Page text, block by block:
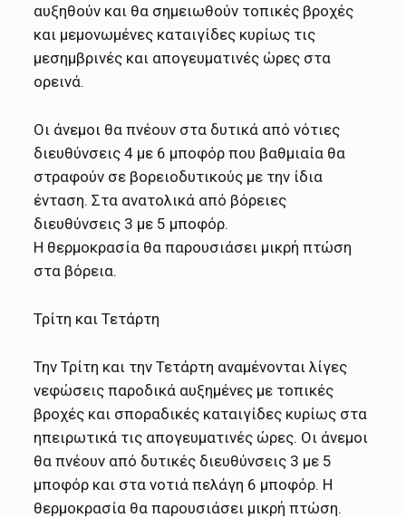
αυξηθούν και θα σημειωθούν τοπικές βροχές
και μεμονωμένες καταιγίδες κυρίως τις
μεσημβρινές και απογευματινές ώρες στα
ορεινά.
Οι άνεμοι θα πνέουν στα δυτικά από νότιες
διευθύνσεις 4 με 6 μποφόρ που βαθμιαία θα
στραφούν σε βορειοδυτικούς με την ίδια
ένταση. Στα ανατολικά από βόρειες
διευθύνσεις 3 με 5 μποφόρ.
Η θερμοκρασία θα παρουσιάσει μικρή πτώση
στα βόρεια.
Τρίτη και Τετάρτη
Την Τρίτη και την Τετάρτη αναμένονται λίγες
νεφώσεις παροδικά αυξημένες με τοπικές
βροχές και σποραδικές καταιγίδες κυρίως στα
ηπειρωτικά τις απογευματινές ώρες. Οι άνεμοι
θα πνέουν από δυτικές διευθύνσεις 3 με 5
μποφόρ και στα νοτιά πελάγη 6 μποφόρ. Η
θερμοκρασία θα παρουσιάσει μικρή πτώση.